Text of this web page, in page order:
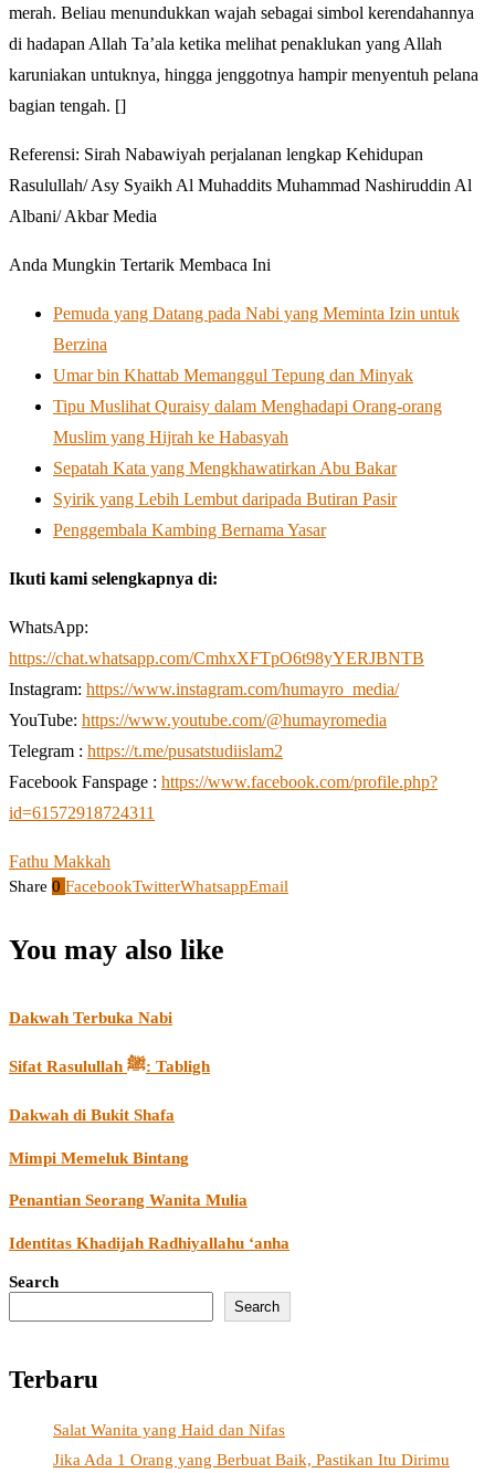
merah. Beliau menundukkan wajah sebagai simbol kerendahannya
di hadapan Allah Ta’ala ketika melihat penaklukan yang Allah
karuniakan untuknya, hingga jenggotnya hampir menyentuh pelana
bagian tengah. []
Referensi: Sirah Nabawiyah perjalanan lengkap Kehidupan
Rasulullah/ Asy Syaikh Al Muhaddits Muhammad Nashiruddin Al
Albani/ Akbar Media
Anda Mungkin Tertarik Membaca Ini
Pemuda yang Datang pada Nabi yang Meminta Izin untuk
Berzina
Umar bin Khattab Memanggul Tepung dan Minyak
Tipu Muslihat Quraisy dalam Menghadapi Orang-orang
Muslim yang Hijrah ke Habasyah
Sepatah Kata yang Mengkhawatirkan Abu Bakar
Syirik yang Lebih Lembut daripada Butiran Pasir
Penggembala Kambing Bernama Yasar
Ikuti kami selengkapnya di:
WhatsApp:
https://chat.whatsapp.com/CmhxXFTpO6t98yYERJBNTB
Instagram: https://www.instagram.com/humayro_media/
YouTube: https://www.youtube.com/@humayromedia
Telegram : https://t.me/pusatstudiislam2
Facebook Fanspage : https://www.facebook.com/profile.php?
id=61572918724311
Fathu Makkah
Share 0 FacebookTwitterWhatsappEmail
You may also like
Dakwah Terbuka Nabi
Sifat Rasulullah ﷺ: Tabligh
Dakwah di Bukit Shafa
Mimpi Memeluk Bintang
Penantian Seorang Wanita Mulia
Identitas Khadijah Radhiyallahu ‘anha
Search
Search
Terbaru
Salat Wanita yang Haid dan Nifas
Jika Ada 1 Orang yang Berbuat Baik, Pastikan Itu Dirimu